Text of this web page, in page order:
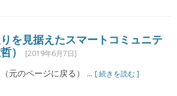
を見据えたスマートコミュニテ
）
[2019年6月7日]
元のページに戻る） ... [ 続きを読む ]